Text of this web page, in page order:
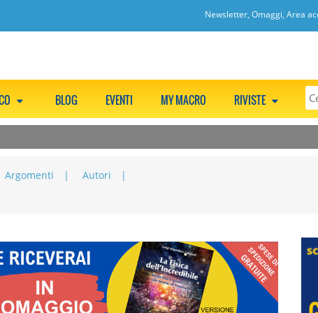
Newsletter, Omaggi, Area
BLOG EVENTI MY MACRO RIVISTE
Argomenti Autori